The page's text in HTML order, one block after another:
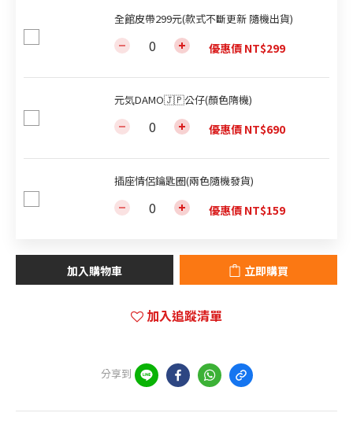
全館皮帶299元(款式不斷更新 隨機出貨)
優惠價 NT$299
元気DAMO🇯🇵公仔(顏色隋機)
優惠價 NT$690
插座情侶鑰匙圈(兩色隨機發貨)
優惠價 NT$159
加入購物車 立即購買
加入追蹤清單
分享到